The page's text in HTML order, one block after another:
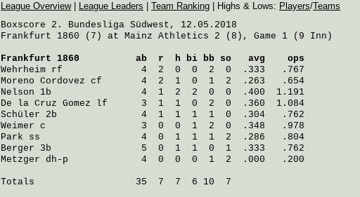
League Overview| League Leaders Team Ranking | Highs & Lows: Players/Teams
Boxscore 2. Bundesliga Südwest, 12.05.2018
Frankfurt 1860 (7) at Mainz Athletics 2 (8), Game 1 (9 Inn)
Frankfurt 1860
          ab  r  h bi bb so   avg    ops
Wehrheim rf              4  2  0  0  2  0  .333   .767
Moreno Cordovez cf       4  2  1  0  1  2  .263   .654
Nelson 1b                4  1  2  2  0  0  .400  1.191
De la Cruz Gomez lf      3  1  1  0  2  0  .360  1.084
Schüler 2b               4  1  1  1  1  0  .304   .762
Weimer c                 3  0  0  1  2  0  .348   .978
Park ss                  4  0  1  1  1  2  .286   .804
Berger 3b                5  0  1  1  0  1  .333   .762
Metzger dh-p             4  0  0  0  1  2  .000   .200
Totals                  35  7  7  6 10  7